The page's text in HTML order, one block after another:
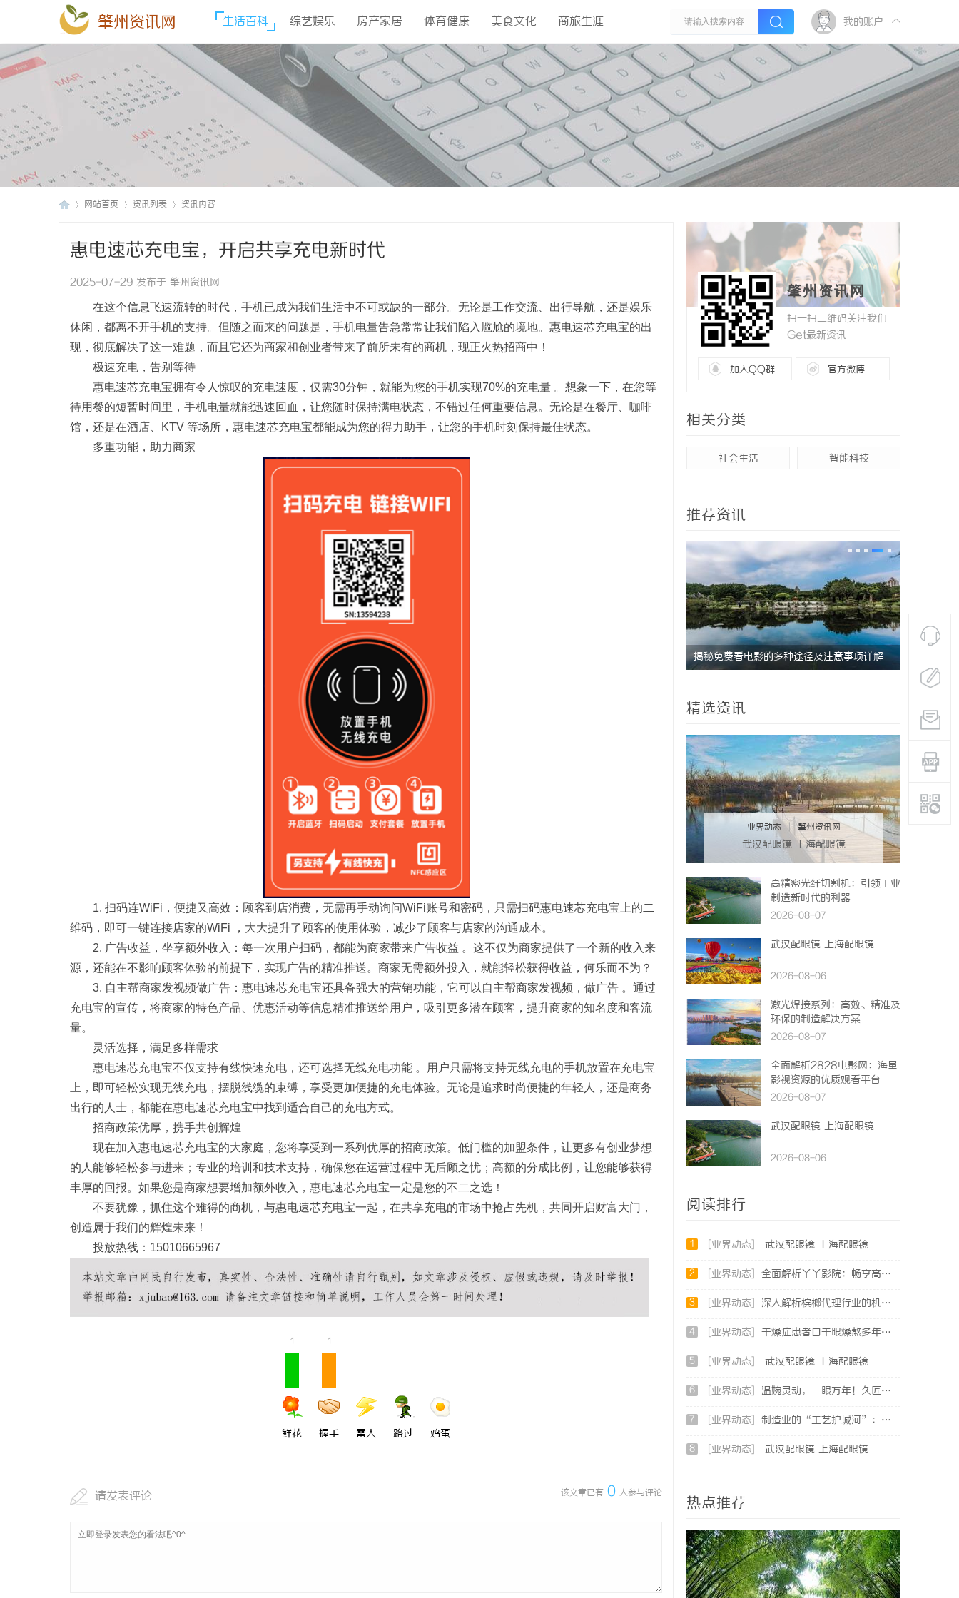
肇州资讯网 生活百科 综艺娱乐 房产家居 体育健康 美食文化 商旅生涯 我的账户
网站首页 资讯列表 资讯内容
惠电速芯充电宝，开启共享充电新时代
2025-07-29 发布于 肇州资讯网
在这个信息飞速流转的时代，手机已成为我们生活中不可或缺的一部分。无论是工作交流、出行导航，还是娱乐
休闲，都离不开手机的支持。但随之而来的问题是，手机电量告急常常让我们陷入尴尬的境地。惠电速芯充电宝的出
现，彻底解决了这一难题，而且它还为商家和创业者带来了前所未有的商机，现正火热招商中！
极速充电，告别等待
惠电速芯充电宝拥有令人惊叹的充电速度，仅需30分钟，就能为您的手机实现70%的充电量 。想象一下，在您等
待用餐的短暂时间里，手机电量就能迅速回血，让您随时保持满电状态，不错过任何重要信息。无论是在餐厅、咖啡
馆，还是在酒店、KTV 等场所，惠电速芯充电宝都能成为您的得力助手，让您的手机时刻保持最佳状态。
多重功能，助力商家
1. 扫码连WiFi，便捷又高效：顾客到店消费，无需再手动询问WiFi账号和密码，只需扫码惠电速芯充电宝上的二
维码，即可一键连接店家的WiFi ，大大提升了顾客的使用体验，减少了顾客与店家的沟通成本。
2. 广告收益，坐享额外收入：每一次用户扫码，都能为商家带来广告收益 。这不仅为商家提供了一个新的收入来
源，还能在不影响顾客体验的前提下，实现广告的精准推送。商家无需额外投入，就能轻松获得收益，何乐而不为？
3. 自主帮商家发视频做广告：惠电速芯充电宝还具备强大的营销功能，它可以自主帮商家发视频，做广告 。通过
充电宝的宣传，将商家的特色产品、优惠活动等信息精准推送给用户，吸引更多潜在顾客，提升商家的知名度和客流
量。
灵活选择，满足多样需求
惠电速芯充电宝不仅支持有线快速充电，还可选择无线充电功能 。用户只需将支持无线充电的手机放置在充电宝
上，即可轻松实现无线充电，摆脱线缆的束缚，享受更加便捷的充电体验。无论是追求时尚便捷的年轻人，还是商务
出行的人士，都能在惠电速芯充电宝中找到适合自己的充电方式。
招商政策优厚，携手共创辉煌
现在加入惠电速芯充电宝的大家庭，您将享受到一系列优厚的招商政策。低门槛的加盟条件，让更多有创业梦想
的人能够轻松参与进来；专业的培训和技术支持，确保您在运营过程中无后顾之忧；高额的分成比例，让您能够获得
丰厚的回报。如果您是商家想要增加额外收入，惠电速芯充电宝一定是您的不二之选！
不要犹豫，抓住这个难得的商机，与惠电速芯充电宝一起，在共享充电的市场中抢占先机，共同开启财富大门，
创造属于我们的辉煌未来！
投放热线：15010665967
1
鲜花
1
握手 雷人 路过 鸡蛋
该文章已有 0 人参与评论
请发表评论
肇州资讯网
扫一扫二维码关注我们
Get最新资讯
加入QQ群 官方微博
相关分类
社会生活 智能科技
推荐资讯
武汉配眼镜 上海配眼镜 揭秘免费看电影的多种途径及注意事项详解
精选资讯
业界动态 | 肇州资讯网
武汉配眼镜 上海配眼镜
高精密光纤切割机：引领工业
制造新时代的利器
2026-08-07
武汉配眼镜 上海配眼镜
2026-08-06
激光焊接系列：高效、精准及
环保的制造解决方案
2026-08-07
全面解析2828电影网：海量
影视资源的优质观看平台
2026-08-07
武汉配眼镜 上海配眼镜
2026-08-06
阅读排行
1 [业界动态] 武汉配眼镜 上海配眼镜
2 [业界动态] 全面解析丫丫影院：畅享高清影视盛宴的最佳选择
3 [业界动态] 深入解析槟榔代理行业的机遇与挑战，助您成功开启槟榔事业
4 [业界动态] 干燥症患者口干眼燥熬多年，一个周期缓过来？老中医：一张辨证方对症，身体找回津液
5 [业界动态] 武汉配眼镜 上海配眼镜
6 [业界动态] 温婉灵动，一眼万年！久匠量身定制的眉眼唇，才是你整张脸的点睛之笔！淡颜系女生的气质加分项
7 [业界动态] 制造业的“工艺护城河”：商业秘密律师如何守住车间里的“Know-how”
8 [业界动态] 武汉配眼镜 上海配眼镜
热点推荐